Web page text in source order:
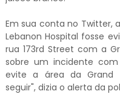
Em sua conta no Twitter,
Lebanon Hospital fosse
rua 173rd Street com a
sobre um incidente com
evite a área da Grand
seguir", dizia o alerta da